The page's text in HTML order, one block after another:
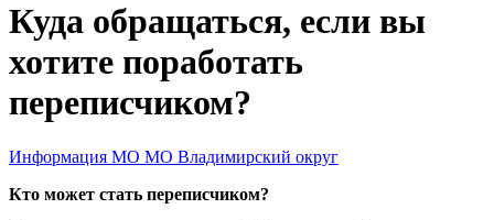
Куда обращаться, если вы
хотите поработать
переписчиком?
Информация МО МО Владимирский округ
Кто может стать переписчиком?